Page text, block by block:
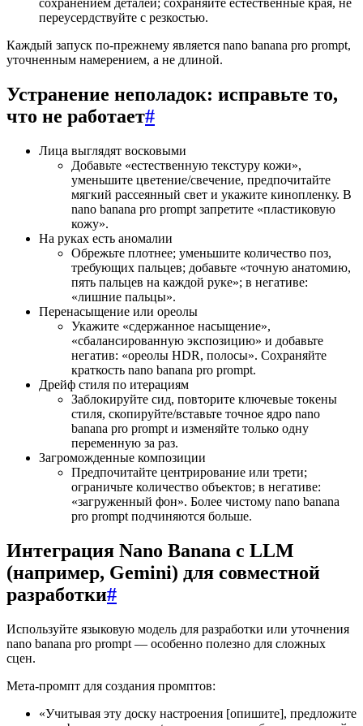
сохранением деталей; сохраняйте естественные края, не
переусердствуйте с резкостью.
Каждый запуск по-прежнему является nano banana pro prompt,
уточненным намерением, а не длиной.
Устранение неполадок: исправьте то,
что не работает#
Лица выглядят восковыми
Добавьте «естественную текстуру кожи»,
уменьшите цветение/свечение, предпочитайте
мягкий рассеянный свет и укажите кинопленку. В
nano banana pro prompt запретите «пластиковую
кожу».
На руках есть аномалии
Обрежьте плотнее; уменьшите количество поз,
требующих пальцев; добавьте «точную анатомию,
пять пальцев на каждой руке»; в негативе:
«лишние пальцы».
Перенасыщение или ореолы
Укажите «сдержанное насыщение»,
«сбалансированную экспозицию» и добавьте
негатив: «ореолы HDR, полосы». Сохраняйте
краткость nano banana pro prompt.
Дрейф стиля по итерациям
Заблокируйте сид, повторите ключевые токены
стиля, скопируйте/вставьте точное ядро nano
banana pro prompt и изменяйте только одну
переменную за раз.
Загроможденные композиции
Предпочитайте центрирование или трети;
ограничьте количество объектов; в негативе:
«загруженный фон». Более чистому nano banana
pro prompt подчиняются больше.
Интеграция Nano Banana с LLM
(например, Gemini) для совместной
разработки#
Используйте языковую модель для разработки или уточнения
nano banana pro prompt — особенно полезно для сложных
сцен.
Мета-промпт для создания промптов:
«Учитывая эту доску настроения [опишите], предложите